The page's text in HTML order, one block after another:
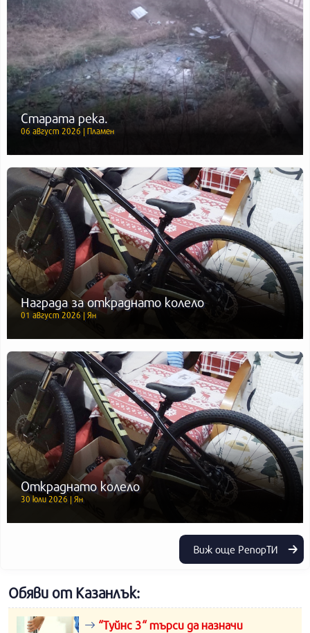
Старата река.
06 август 2026 | Пламен
Награда за откраднато колело
01 август 2026 | Ян
Откраднато колело
30 юли 2026 | Ян
Виж още РепорТИ
Обяви от Казанлък:
“Туйнс 3“ търси да назначи